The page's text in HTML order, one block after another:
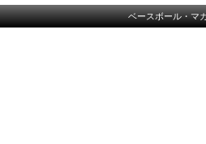
ベースボール・マ